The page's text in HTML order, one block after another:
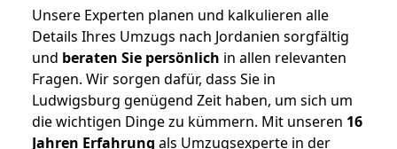
Unsere Experten planen und kalkulieren alle
Details Ihres Umzugs nach Jordanien sorgfältig
und beraten Sie persönlich in allen relevanten
Fragen. Wir sorgen dafür, dass Sie in
Ludwigsburg genügend Zeit haben, um sich um
die wichtigen Dinge zu kümmern. Mit unseren 16
Jahren Erfahrung als Umzugsexperte in der